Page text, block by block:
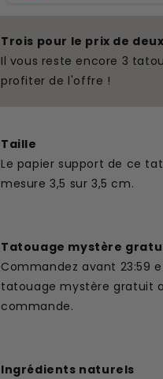
Trois pour le prix de
Il vous reste encore 3
profiter de l'offre !
Taille
Le papier support de ce
mesure 3,5 sur 3,5 cm.
Tatouage mystère
Commandez avant 23:59
tatouage mystère gratuit
commande.
Ingrédients naturels